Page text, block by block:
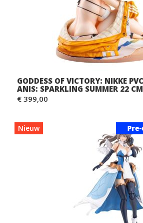
GODDESS OF VICTORY: NIKKE
ANIS: SPARKLING SUMMER 22 CM
€ 399,00
Nieuw